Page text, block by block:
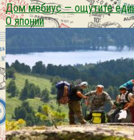
Дом мёбиус — ощутите
О японии